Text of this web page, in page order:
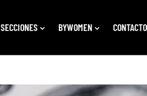
SECCIONES BYWOMEN CONTACTO